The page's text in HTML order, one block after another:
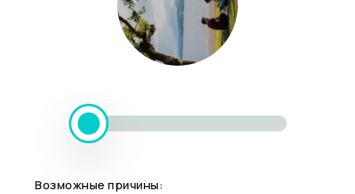
Возможные причины: